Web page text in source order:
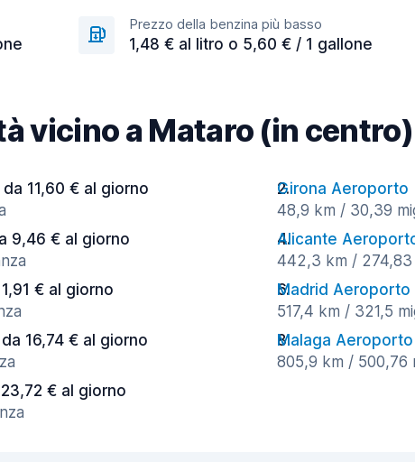
Prezzo della benzina più basso
1,48 € al litro o 5,60 € / 1 gallone
vicino a Mataro (in centro)
11,60 € al giorno
Girona Aeroporto
48,9 km / 30,39
9,46 € al giorno
Alicante
442,3 km / 274,83
€ al giorno
Madrid Aeroporto
517,4 km / 321,5
16,74 € al giorno
Malaga Aeroporto
805,9 km / 500,76
€ al giorno